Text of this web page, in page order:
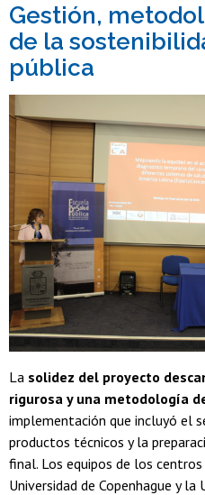
Gestión,
de la
pública
La solidez del proyecto
rigurosa y una metodología
implementación que incluyó el
productos técnicos y la
final. Los equipos de los
Universidad de Copenhague y la